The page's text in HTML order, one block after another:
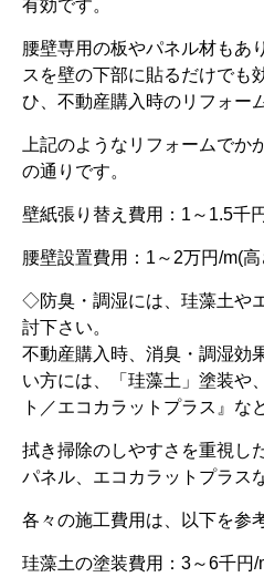
有効です。
腰壁専用の板やパネル材もあ
スを壁の下部に貼るだけでも
ひ、不動産購入時のリフォー
上記のようなリフォームでか
の通りです。
壁紙張り替え費用：1～1.5千
腰壁設置費用：1～2万円/m(
◇防臭・調湿には、珪藻土や
討下さい。
不動産購入時、消臭・調湿効
い方には、「珪藻土」塗装や
ト／エコカラットプラス』な
拭き掃除のしやすさを重視し
パネル、エコカラットプラス
各々の施工費用は、以下を参
珪藻土の塗装費用：3～6千円/